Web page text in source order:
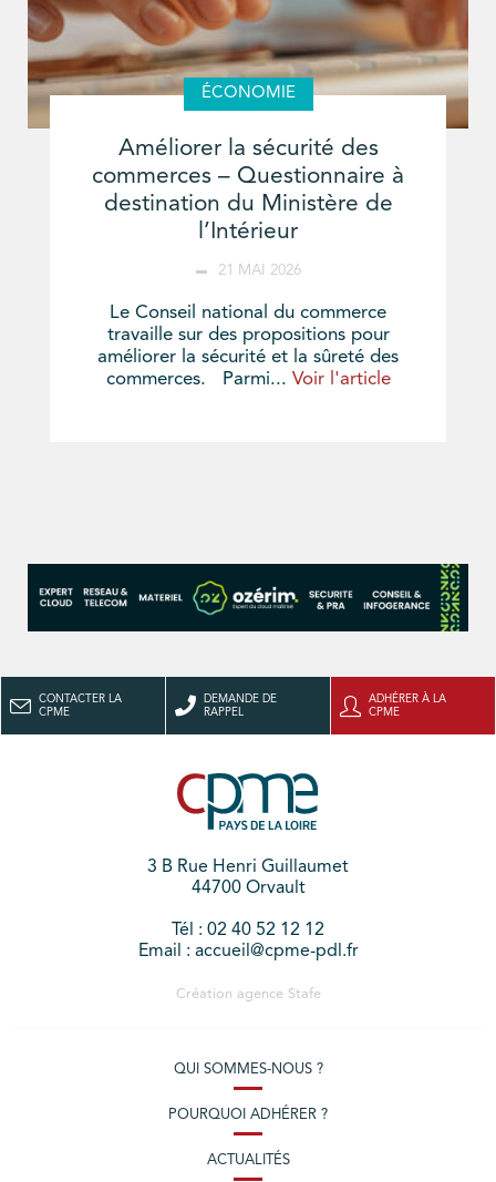
ÉCONOMIE
Améliorer la sécurité des
commerces – Questionnaire à
destination du Ministère de
l’Intérieur
21 MAI 2026
Le Conseil national du commerce
travaille sur des propositions pour
améliorer la sécurité et la sûreté des
commerces. Parmi... Voir l'article
CONTACTER LA
CPME
DEMANDE DE
RAPPEL
ADHÉRER À LA
CPME
3 B Rue Henri Guillaumet
44700 Orvault
Tél : 02 40 52 12 12
Email : accueil@cpme-pdl.fr
Création agence Stafe
QUI SOMMES-NOUS ?
POURQUOI ADHÉRER ?
ACTUALITÉS